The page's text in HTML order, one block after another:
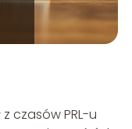
czasów PRL-u